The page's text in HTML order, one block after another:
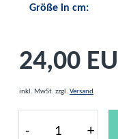
Größe in cm:
24,00
inkl. MwSt. zzgl. Versand
- +